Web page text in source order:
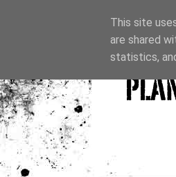
This site
are shared
statistics,